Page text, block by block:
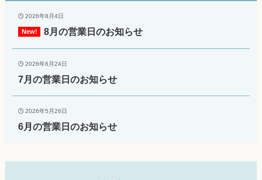
2026年8月4日
8月の営業日のお知らせ
2026年6月24日
7月の営業日のお知らせ
2026年5月26日
6月の営業日のお知らせ